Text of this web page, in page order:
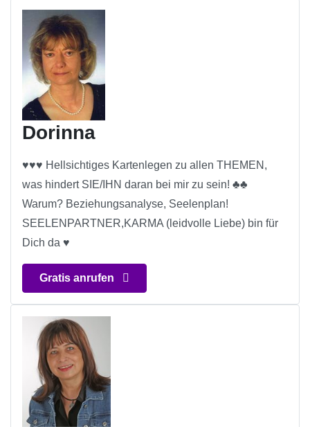
Dorinna
♥♥♥ Hellsichtiges Kartenlegen zu allen THEMEN,
was hindert SIE/IHN daran bei mir zu sein! ♣♣
Warum? Beziehungsanalyse, Seelenplan!
SEELENPARTNER,KARMA (leidvolle Liebe) bin für
Dich da ♥
Gratis anrufen